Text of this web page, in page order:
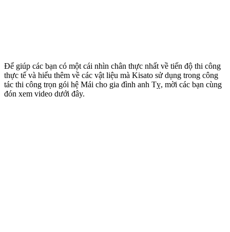
Để giúp các bạn có một cái nhìn chân thực nhất về tiến độ thi công
thực tế và hiểu thêm về các vật liệu mà Kisato sử dụng trong công
tác thi công trọn gói hệ Mái cho gia đình anh Tỵ, mời các bạn cùng
đón xem video dưới đây.